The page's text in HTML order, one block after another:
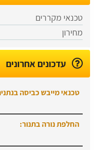
טכנאי מקררים
מחירון
עדכונים אחרונים
טכנאי מייבש כביסה
החלפת נורה בתנור: